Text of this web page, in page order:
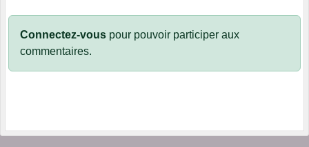
Connectez-vous pour pouvoir participer aux
commentaires.